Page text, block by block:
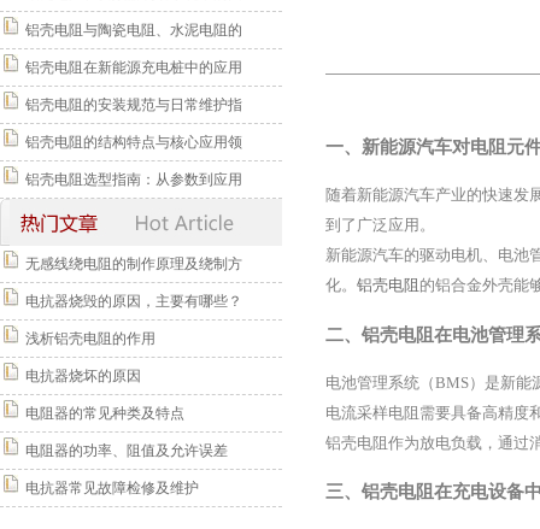
铝壳电阻与陶瓷电阻、水泥电阻的
铝壳电阻在新能源充电桩中的应用
铝壳电阻的安装规范与日常维护指
铝壳电阻的结构特点与核心应用领
铝壳电阻选型指南：从参数到应用
无感线绕电阻的制作原理及绕制方
电抗器烧毁的原因，主要有哪些？
浅析铝壳电阻的作用
电抗器烧坏的原因
电阻器的常见种类及特点
电阻器的功率、阻值及允许误差
电抗器常见故障检修及维护
一、新能源汽车对电阻元
随着新能源汽车产业的快速发
到了广泛应用。
新能源汽车的驱动电机、电池
化。 铝壳电阻 的铝合金外壳能
二、铝壳电阻在电池管理
电池管理系统（BMS）是新能
电流采样电阻需要具备高精度
铝壳电阻作为放电负载，通过
三、铝壳电阻在充电设备